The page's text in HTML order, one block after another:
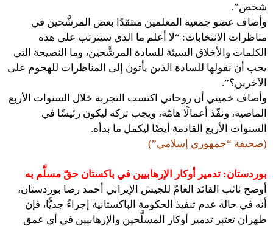
شخص”.
وأضاف عضو جمعية المعلمين منتقدًا بعض المرشَّحين في
مناظرات الانتخابات: “لا أعلم ما الذي سيترتب على هذه
الكلمات والأخلاق السيئة للسادة المرشَّحين، وما النصيحة التي
يجب أن نقولها للسادة الذين يأتون إلى المناظرات للهجوم على
الآخرين؟”.
وأضاف خميني أن روحاني اكتسب التجربة خلال السنوات الأربع
الماضية، ونفّذ أعمالًا هامّة، ويجب تركه ليكون رئيسًا في
السنوات الأربع القادمة أيضًا ليكمل ما بدأه.
(صحيفة “جمهوري إسلامي”)
بوردستان: تدمير أوكار الإرهابيين في باكستان حقّ مسلَّم به
أوضح نائب القائد العامّ للجيش الإيراني أحمد رضا بوردستان،
أنه في حالة عدم تنفيذ الحكومة الباكستانية إجراءً جديًّا، فإن
طهران تعتبر تدمير أوكار المسلَّحين والإرهابيين في أي عمق